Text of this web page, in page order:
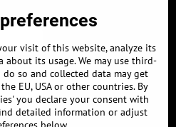
visit of this website, analyze its
about its usage. We may use third-
so and collected data may get
EU, USA or other countries. By
you declare your consent with
detailed information or adjust